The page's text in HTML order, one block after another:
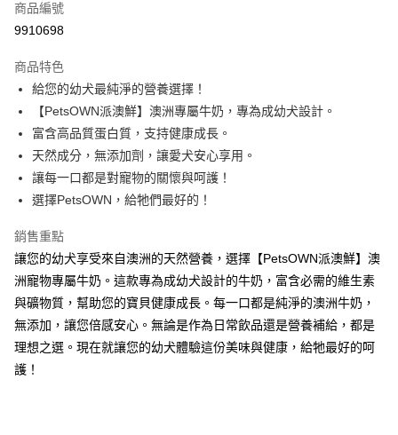
信用卡分期付款
合作金庫商業銀行
華南商業銀行
上海商業儲蓄銀行
台北富邦商業銀行
國泰世華商業銀行
兆豐國際商業銀行
臺灣中小企業銀行
台中商業銀行
匯豐（台灣）商業銀行
華泰商業銀行
聯邦商業銀行
遠東國際商業銀行
元大商業銀行
台新國際商業銀行
台灣樂天信用卡公司
6 期 0 利率 每期
華南商業銀行
彰化商業銀行
上海商業儲蓄銀行
台北富邦商業銀行
國泰世華商業銀行
兆豐國際商業銀行
臺灣中小企業銀行
台中商業銀行
匯豐（台灣）商業銀行
元大商業銀行
玉山商業銀行
星展（台灣）商業銀行
台灣樂天信用卡公司
12 期 0 利率 每期 NT$20
合作金庫商業銀行
第一商業銀行
上海商業儲蓄銀行
台北富邦商業銀行
國泰世華商業銀行
兆豐國際商業銀行
臺灣中小企業銀行
聯邦商業銀行
元大商業銀行
永豐商業銀行
玉山商業銀行
星展（台灣）商業銀行
台新國際商業銀行
中國信託商業銀行
台灣樂天信用卡公司
24 期 0 利率 每期 NT$10
合作金庫商業銀行
第一商業銀行
華南商業銀行
彰化商業銀行
兆豐國際商業銀行
台中商業銀行
華泰商業銀行
遠東國際商業銀行
元大商業銀行
永豐商業銀行
玉山商業銀行
星展（台灣）商業銀行
台新國際商業銀行
中國信託商業銀行
台灣樂天信用卡公司
超商取貨付款
LINE Pay
貨到付款
運送方式
全家取貨付款
每筆NT$70，滿NT$1,200(含以上)免運費
商品編號
9910698
商品特色
給您的幼犬最純淨的營養選擇！
【PetsOWN派澳鮮】澳洲專屬牛奶，專為成幼犬設計。
富含高品質蛋白質，支持健康成長。
天然成分，無添加劑，讓愛犬安心享用。
讓每一口都是對寵物的關懷與呵護！
選擇PetsOWN，給牠們最好的！
銷售重點
讓您的幼犬享受來自澳洲的天然營養，選擇【PetsOWN派澳鮮】澳
洲寵物專屬牛奶。這款專為成幼犬設計的牛奶，富含必需的維生素
與礦物質，幫助您的寶貝健康成長。每一口都是純淨的澳洲牛奶，
無添加，讓您倍感安心。無論是作為日常飲品還是營養補給，都是
理想之選。現在就讓您的幼犬體驗這份美味與健康，給牠最好的呵
護！